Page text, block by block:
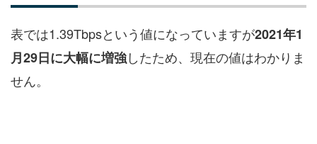
表では1.39Tbpsという値になっていますが2021年1
月29日に大幅に増強したため、現在の値はわかりま
せん。